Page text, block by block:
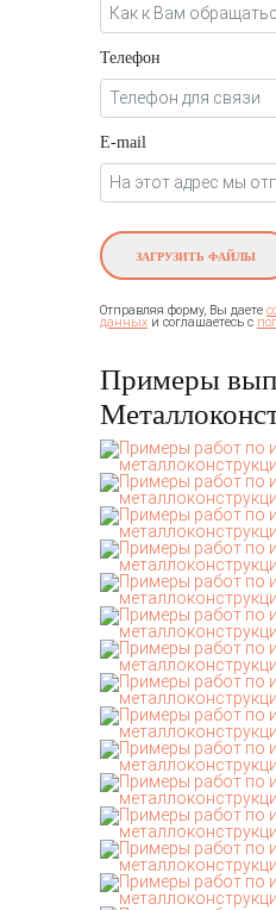
Телефон
E-mail
ЗАГРУЗИТЬ ФАЙЛЫ
Отправляя форму, Вы даете
данных и соглашаетесь c
Примеры